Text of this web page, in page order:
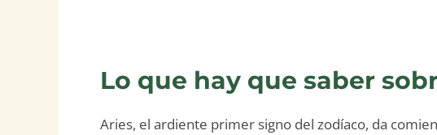
Lo que hay que saber
Aries, el ardiente primer signo del zodíaco, da